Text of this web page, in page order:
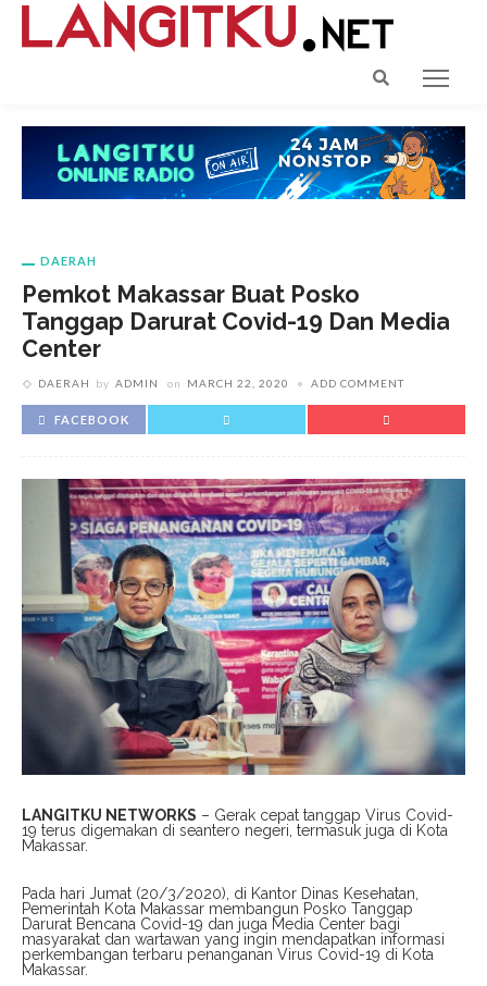
DAERAH
Pemkot Makassar Buat Posko
Tanggap Darurat Covid-19 Dan Media
Center
DAERAH by ADMIN on MARCH 22, 2020 ADD COMMENT
FACEBOOK
LANGITKU NETWORKS – Gerak cepat tanggap Virus Covid-
19 terus digemakan di seantero negeri, termasuk juga di Kota
Makassar.
Pada hari Jumat (20/3/2020), di Kantor Dinas Kesehatan,
Pemerintah Kota Makassar membangun Posko Tanggap
Darurat Bencana Covid-19 dan juga Media Center bagi
masyarakat dan wartawan yang ingin mendapatkan informasi
perkembangan terbaru penanganan Virus Covid-19 di Kota
Makassar.